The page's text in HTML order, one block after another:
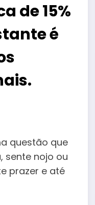
de 15%
é
questão que
sente nojo ou
prazer e até